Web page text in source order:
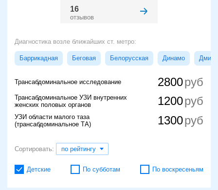
16
отзывов
Диагностика возле ближайших ст. метро:
Баррикадная Беговая Белорусская Динамо
Трансабдоминальное исследование 2800
Трансабдоминальное УЗИ внутренних
женских половых органов
1200
УЗИ области малого таза
(трансабдоминальное ТА)
1300
Сортировать: по рейтингу
Детские По субботам По воскресеньям